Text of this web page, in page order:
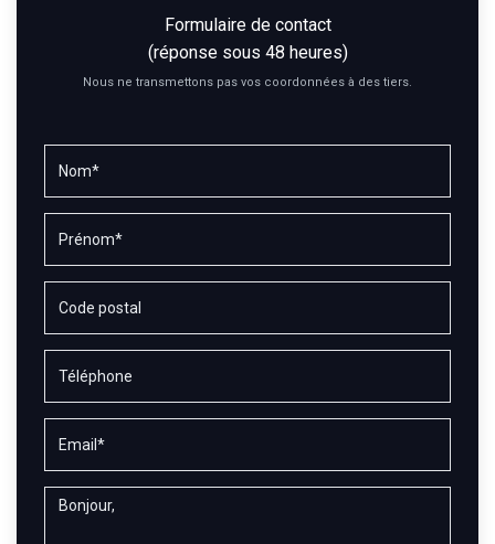
Formulaire de contact
(réponse sous 48 heures)
Nous ne transmettons pas vos coordonnées à des tiers.